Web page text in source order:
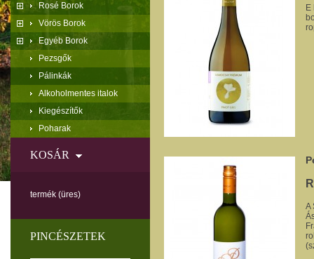
Rosé Borok
Vörös Borok
Egyéb Borok
Pezsgők
Pálinkák
Alkoholmentes italok
Kiegészítők
Poharak
KOSÁR
termék (üres)
PINCÉSZETEK
A